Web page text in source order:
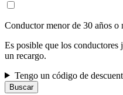
Conductor menor de 30 años o
Es posible que los conductores
un recargo.
Tengo un código de
Buscar